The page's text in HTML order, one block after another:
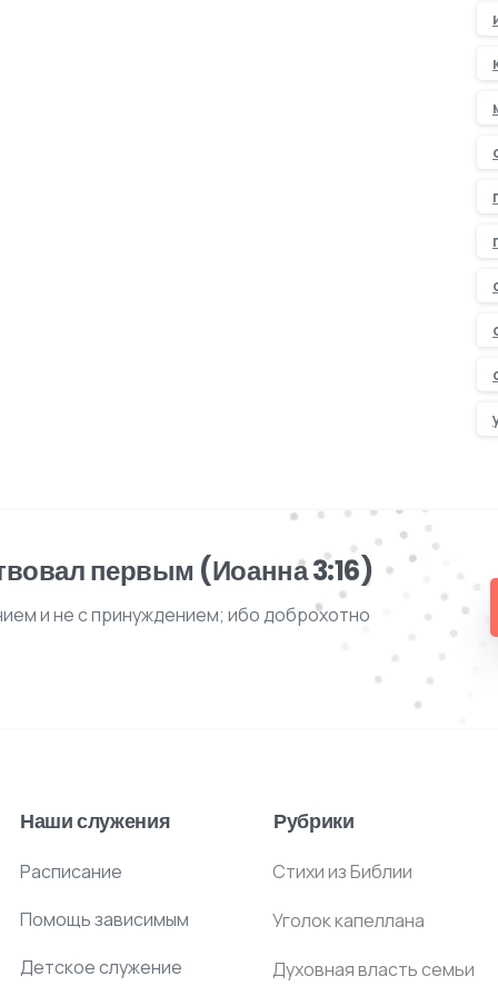
первым (Иоанна 3:16)
и не с принуждением; ибо доброхотно
Наши служения
Расписание
Помощь зависимым
Детское служение
Рубрики
Стихи из Библии
Уголок капеллана
Духовная власть семьи